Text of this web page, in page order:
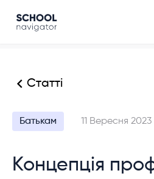
Статті
Батькам 11 Вересня 2023
Концепція